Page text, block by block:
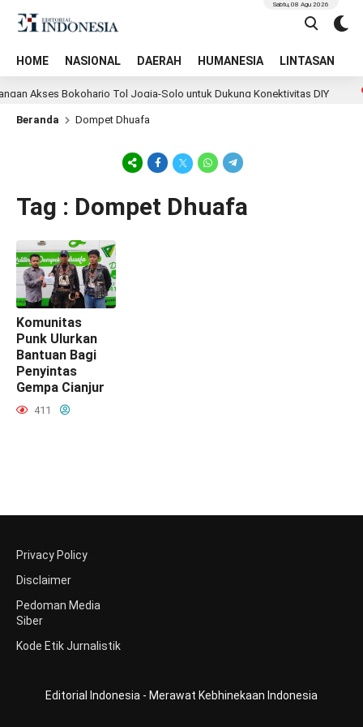
HOME NASIONAL DAERAH HUMANESIA LINTASAN
Sabtu, 08 Agu 2026
Akses Bokoharjo Tol Jogja-Solo untuk Dukung Konektivitas DIY
Beranda Dompet Dhuafa
Tag : Dompet Dhuafa
Komunitas
Punk Ulurkan
Bantuan Bagi
Penyintas
Gempa Cianjur
411
Privacy Policy
Disclaimer
Pedoman Media
Siber
Kode Etik Jurnalistik
Editorial Indonesia - Merawat Kebhinekaan Indonesia